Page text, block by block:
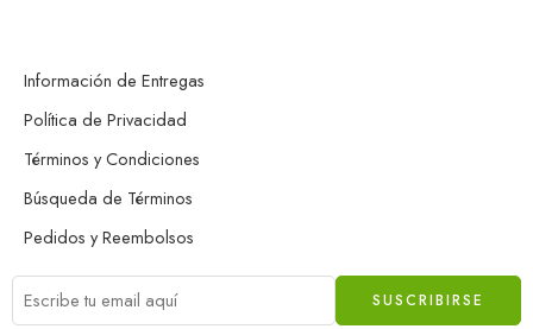
Información de Entregas
Política de Privacidad
Términos y Condiciones
Búsqueda de Términos
Pedidos y Reembolsos